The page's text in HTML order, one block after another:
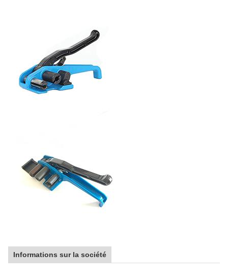
Informations sur la société